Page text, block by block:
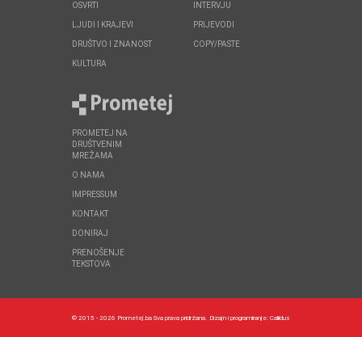
OSVRTI
LJUDI I KRAJEVI
DRUŠTVO I ZNANOST
KULTURA
INTERVJU
PRIJEVODI
COPY/PASTE
PROMETEJ NA
DRUŠTVENIM
MREŽAMA
O NAMA
IMPRESSUM
KONTAKT
DONIRAJ
PRENOŠENJE
TEKSTOVA
© 2015 - 2026 Prometej.ba Sva prava pridržana. Dizajn i programiranje: Callidus